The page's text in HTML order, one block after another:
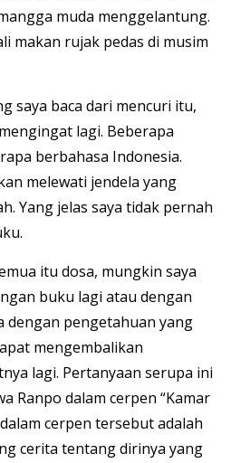
muda menggelantung.
makan rujak pedas di musim
saya baca dari mencuri itu,
lagi. Beberapa
berbahasa Indonesia.
melewati jendela yang
Yang jelas saya tidak pernah
itu dosa, mungkin saya
buku lagi atau dengan
dengan pengetahuan yang
mengembalikan
lagi. Pertanyaan serupa ini
Ranpo dalam cerpen “Kamar
cerpen tersebut adalah
cerita tentang dirinya yang